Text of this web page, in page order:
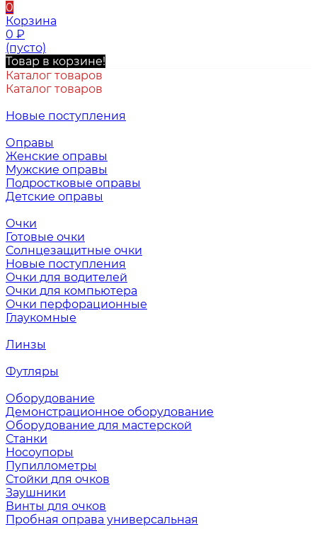
0
Корзина
0 ₽
(пусто)
Товар в корзине!
Каталог товаров
Каталог товаров
Новые поступления
Оправы
Женские оправы
Мужские оправы
Подростковые оправы
Детские оправы
Очки
Готовые очки
Солнцезащитные очки
Новые поступления
Очки для водителей
Очки для компьютера
Очки перфорационные
Глаукомные
Линзы
Футляры
Оборудование
Демонстрационное оборудование
Оборудование для мастерской
Станки
Носоупоры
Пупиллометры
Стойки для очков
Заушники
Винты для очков
Пробная оправа универсальная